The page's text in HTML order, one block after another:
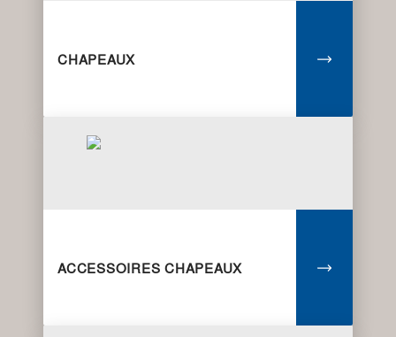
CHAPEAUX
ACCESSOIRES CHAPEAUX